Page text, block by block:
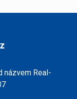
názvem Real-